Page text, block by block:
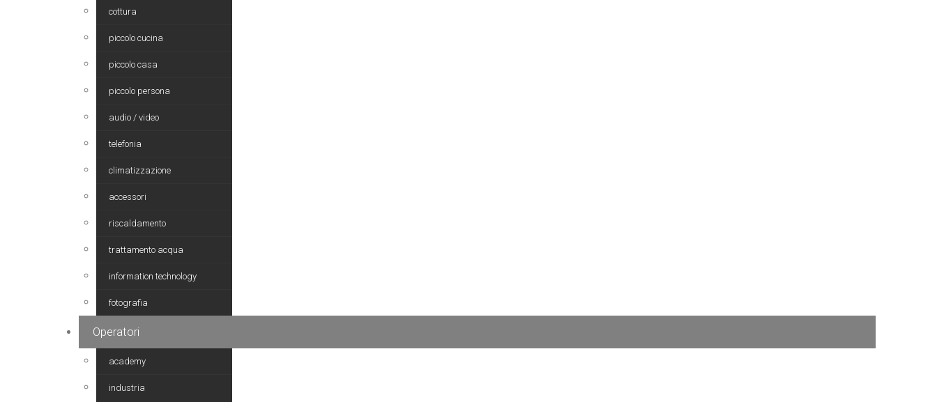
cottura
piccolo cucina
piccolo casa
piccolo persona
audio / video
telefonia
climatizzazione
accessori
riscaldamento
trattamento acqua
information technology
fotografia
Operatori
academy
industria